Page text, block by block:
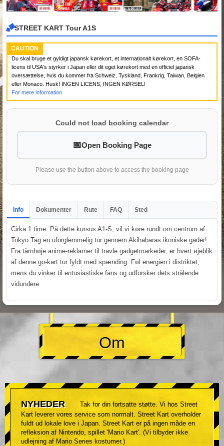
STREET KART Tour A1S
CAUTION
Du skal bruge et gyldigt japansk kørekort, et internationalt kørekort, en SOFA-
licens til USA's styrker i Japan eller dit eget kørekort med en officiel japansk
oversættelse, hvis du kommer fra Schweiz, Tyskland, Frankrig, Taiwan, Belgien
eller Monaco. Husk! INGEN LICENS, INGEN KØRSEL!
For mere information
Could not load booking calendar
Open Booking Page
Please use the button above to access the booking page
Info Dokumenter Rute FAQ Sted
Cirka 1 time. På dette kursus A1-S, vil vi køre rundt om centrum af
Tokyo.Tag en uforglemmelig tur gennem Akihabaras ikoniske gader!
Fra tårnhøje anime-reklamer til travle gadgetmarkeder, er hvert øjeblik
af denne go-kart tur fyldt med spænding. Føl energien i distriktet,
mens du vinker til entusiastiske fans og udforsker dets strålende
vidundere.
Om
NYHEDER
Tak for din fortsatte støtte. Vi hos Street
Kart leverer vores service som normalt. Street Kart overholder
fuldt ud lokale love i Japan. Street Kart er på ingen måde en
refleksion af Nintendo, spillet 'Mario Kart'. (Vi tilbyder ikke
udlejning af Mario Series kostumer.)